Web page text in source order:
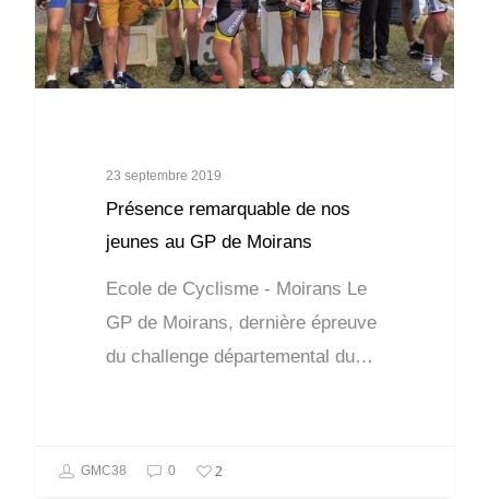
23 septembre 2019
Présence remarquable de nos
jeunes au GP de Moirans
Ecole de Cyclisme - Moirans Le
GP de Moirans, dernière épreuve
du challenge départemental du…
GMC38 0 2